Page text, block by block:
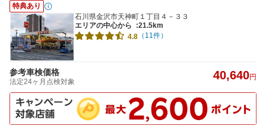
特典あり
石川県金沢市天神町１丁目４－３３
エリアの中心から
:21.5km
4.8 （11件）
参考車検価格
法定24ヶ月点検対象 40,640円